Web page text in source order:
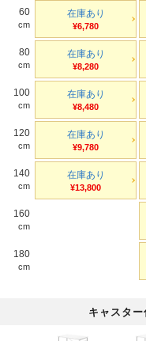
60
cm
在庫あり
¥6,780
80
cm
在庫あり
¥8,280
100
cm
在庫あり
¥8,480
120
cm
在庫あり
¥9,780
140
cm
在庫あり
¥13,800
160
cm
180
cm
キャスタ